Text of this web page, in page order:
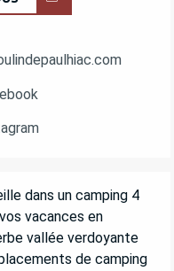
dans un camping 4
vacances en
vallée verdoyante
de camping